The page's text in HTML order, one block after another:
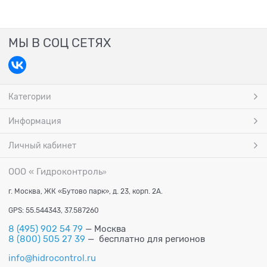
МЫ В СОЦ СЕТЯХ
Категории
Информация
Личный кабинет
ООО « Гидроконтроль»
г. Москва, ЖК «Бутово парк», д. 23, корп. 2А.
GPS: 55.544343, 37.587260
8 (495) 902 54 79 — Москва
8 (800) 505 27 39 — бесплатно для регионов
info@hidrocontrol.ru